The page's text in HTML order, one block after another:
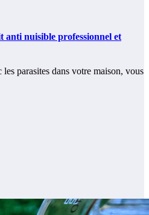
nuisible professionnel et
parasites dans votre maison, vous